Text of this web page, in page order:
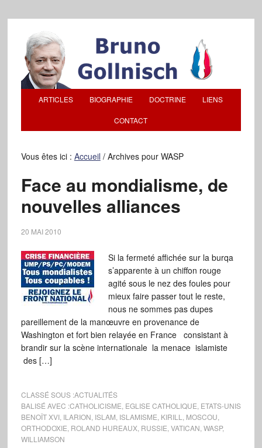
ARTICLES BIOGRAPHIE DOCTRINE LIENS
CONTACT
Vous êtes ici : Accueil /Archives pour WASP
Face au mondialisme, de
nouvelles alliances
20 MAI 2010
Si la fermeté affichée sur la burqa
s’apparente à un chiffon rouge
agité sous le nez des foules pour
mieux faire passer tout le reste,
nous ne sommes pas dupes
pareillement de la manœuvre en provenance de
Washington et fort bien relayée en France consistant à
brandir sur la scène internationale la menace islamiste
des […]
CLASSÉ SOUS :ACTUALITÉS
BALISÉ AVEC :CATHOLICISME EGLISE CATHOLIQUE ETATS-UNIS
BENOÎT XVI, ILARION ISLAM ISLAMISME KIRILL MOSCOU
ORTHODOXIE ROLAND HUREAUX, RUSSIE VATICAN WASP,
WILLIAMSON